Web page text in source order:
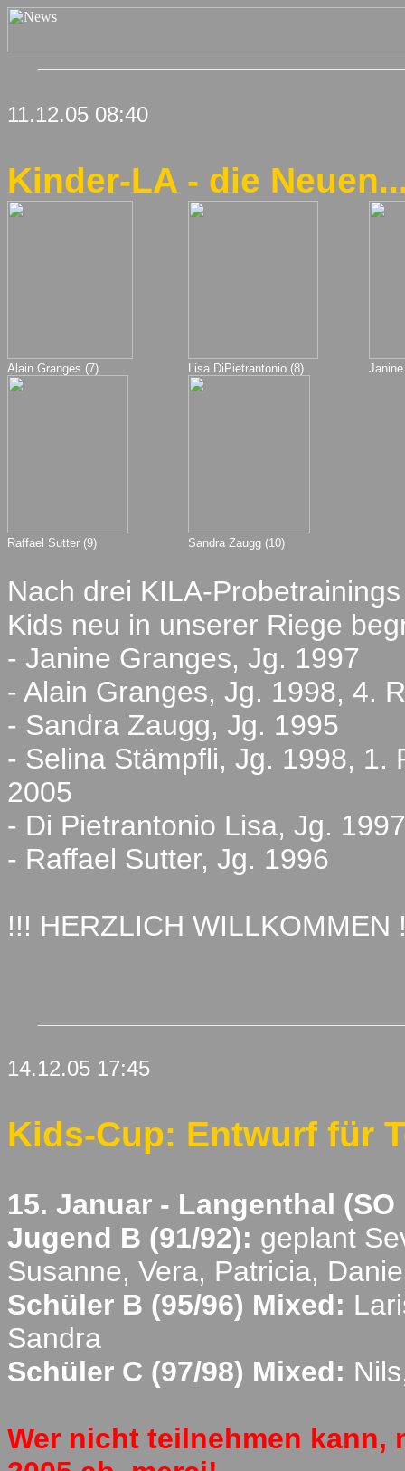
11.12.05 08:40
Kinder-LA - die
Alain Granges (7) Lisa DiPietrantonio (8)
Raffael Sutter (9) Sandra Zaugg (10)
Nach drei KILA-
Kids neu in unserer Riege
- Janine Granges, Jg. 1997
- Alain Granges, Jg. 1998, 4.
- Sandra Zaugg, Jg. 1995
- Selina Stämpfli, Jg. 1998, 1.
2005
- Di Pietrantonio Lisa, Jg. 1997
- Raffael Sutter, Jg. 1996
!!! HERZLICH WILLKOMMEN
14.12.05 17:45
Kids-Cup: Entwurf für
15. Januar - Langenthal (SO
Jugend B (91/92): geplant
Susanne, Vera, Patricia,
Schüler B (95/96) Mixed:
Sandra
Schüler C (97/98) Mixed:
Wer nicht teilnehmen kann,